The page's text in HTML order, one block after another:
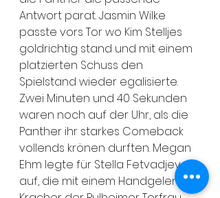
Antwort parat. Jasmin Wilke
passte vors Tor wo Kim Stelljes
goldrichtig stand und mit einem
platzierten Schuss den
Spielstand wieder egalisierte.
Zwei Minuten und 40 Sekunden
waren noch auf der Uhr, als die
Panther ihr starkes Comeback
vollends krönen durften. Megan
Ehm legte für Stella Fetvadjev
auf, die mit einem Handgelenk-